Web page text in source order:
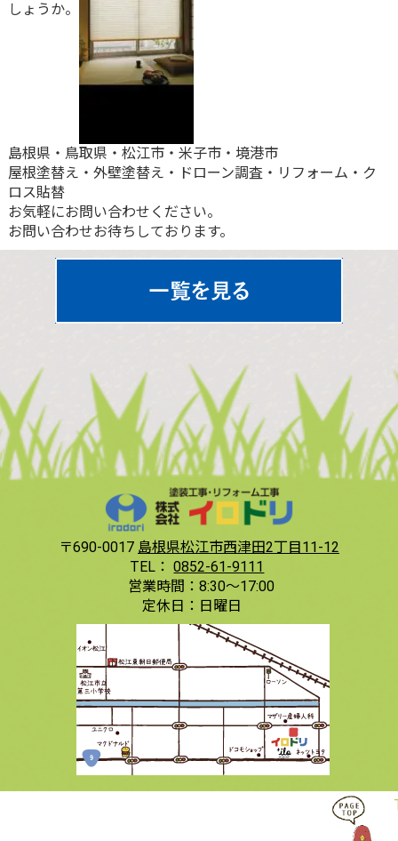
しょうか。
島根県・鳥取県・松江市・米子市・境港市
屋根塗替え・外壁塗替え・ドローン調査・リフォーム・ク
ロス貼替
お気軽にお問い合わせください。
お問い合わせお待ちしております。
〒690-0017 島根県松江市西津田2丁目11-12
TEL： 0852-61-9111
営業時間： 8:30〜17:00
定休日： 日曜日